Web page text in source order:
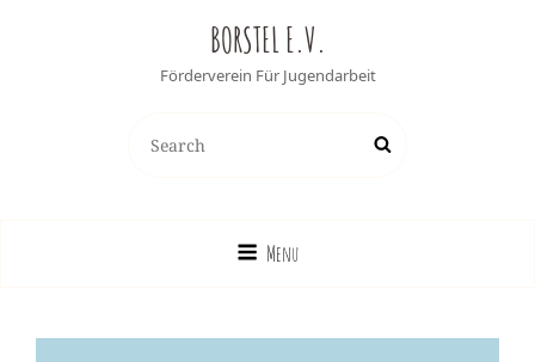
BORSTEL E.V.
Förderverein Für Jugendarbeit
for:
Menu